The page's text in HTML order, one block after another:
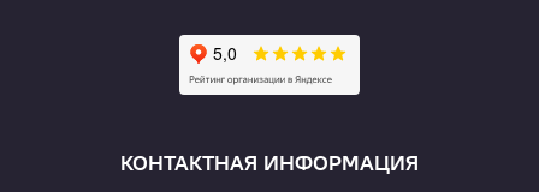
КОНТАКТНАЯ ИНФОРМАЦИЯ